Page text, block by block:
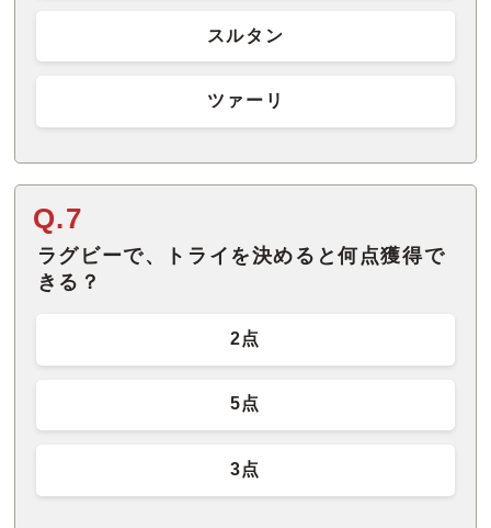
スルタン
ツァーリ
Q.7
ラグビーで、トライを決めると何点獲得で
きる？
2点
5点
3点